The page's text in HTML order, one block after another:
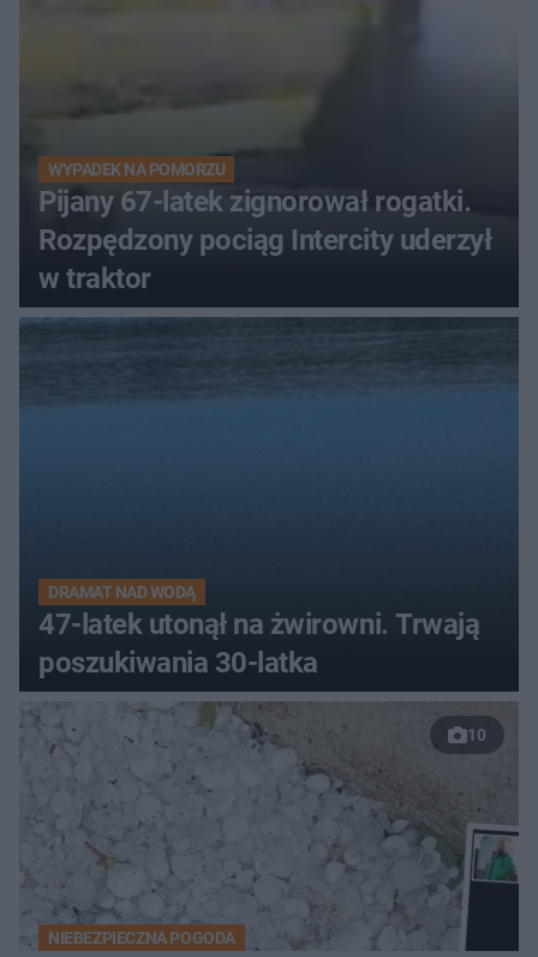
WYPADEK NA POMORZU
Pijany 67-latek zignorował rogatki.
Rozpędzony pociąg Intercity uderzył
w traktor
DRAMAT NAD WODĄ
47-latek utonął na żwirowni. Trwają
poszukiwania 30-latka
10
NIEBEZPIECZNA POGODA